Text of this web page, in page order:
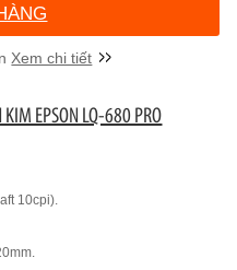
Xem chi tiết
EPSON LQ-680 PRO
10cpi).